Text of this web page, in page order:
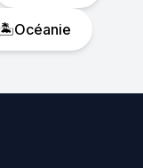
🏝️Océanie